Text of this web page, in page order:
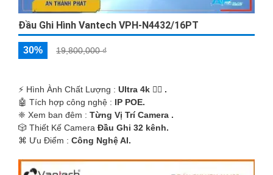
Đầu Ghi Hình Vantech VPH-N4432/16PT
30% 19,800,000 ₫
️⚡ Hình Ành Chất Lượng : Ultra 4k 👍🏾 .
🤖️ Tích hợp công nghệ : IP POE.
❈ Xem ban đêm : Từng Vị Trí Camera .
🎲 Thiết Kế Camera Đầu Ghi 32 kênh.
️⌘ Ưu Điểm : Công Nghệ AI.